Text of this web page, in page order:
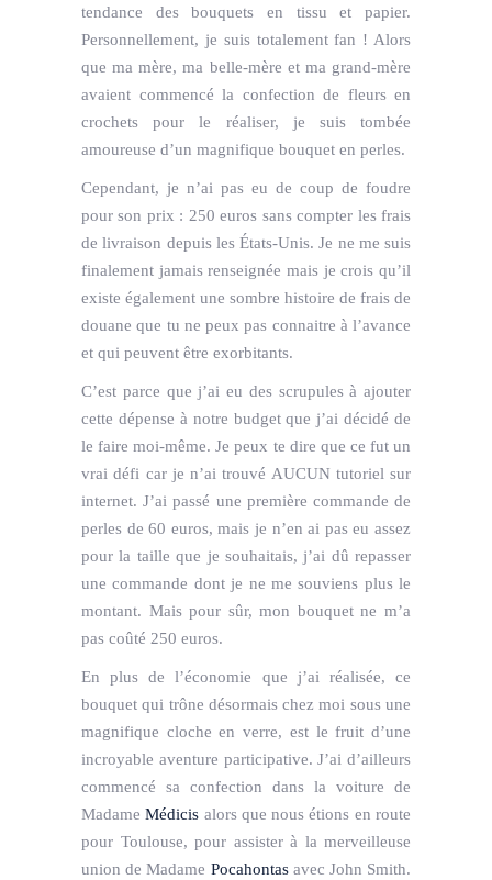
tendance des bouquets en tissu et papier.
Personnellement, je suis totalement fan ! Alors
que ma mère, ma belle-mère et ma grand-mère
avaient commencé la confection de fleurs en
crochets pour le réaliser, je suis tombée
amoureuse d’un magnifique bouquet en perles.
Cependant, je n’ai pas eu de coup de foudre
pour son prix : 250 euros sans compter les frais
de livraison depuis les États-Unis. Je ne me suis
finalement jamais renseignée mais je crois qu’il
existe également une sombre histoire de frais de
douane que tu ne peux pas connaitre à l’avance
et qui peuvent être exorbitants.
C’est parce que j’ai eu des scrupules à ajouter
cette dépense à notre budget que j’ai décidé de
le faire moi-même. Je peux te dire que ce fut un
vrai défi car je n’ai trouvé AUCUN tutoriel sur
internet. J’ai passé une première commande de
perles de 60 euros, mais je n’en ai pas eu assez
pour la taille que je souhaitais, j’ai dû repasser
une commande dont je ne me souviens plus le
montant. Mais pour sûr, mon bouquet ne m’a
pas coûté 250 euros.
En plus de l’économie que j’ai réalisée, ce
bouquet qui trône désormais chez moi sous une
magnifique cloche en verre, est le fruit d’une
incroyable aventure participative. J’ai d’ailleurs
commencé sa confection dans la voiture de
MadameMédicis alors que nous étions en route
pour Toulouse, pour assister à la merveilleuse
union de Madame Pocahontas avec John Smith.